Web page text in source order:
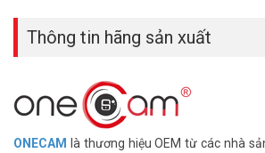
Thông tin hãng sản xuất
ONECAM là thương hiệu OEM từ các nhà